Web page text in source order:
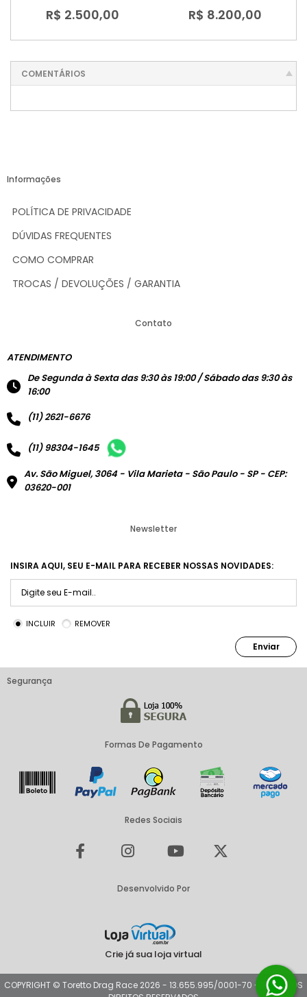
R$ 2.500,00 R$ 8.200,00
COMENTÁRIOS
Informações
POLÍTICA DE PRIVACIDADE
DÚVIDAS FREQUENTES
COMO COMPRAR
TROCAS / DEVOLUÇÕES / GARANTIA
Contato
ATENDIMENTO
De Segunda à Sexta das 9:30 às 19:00 / Sábado das 9:30 às
16:00
(11) 2621-6676
(11) 98304-1645
Av. São Miguel, 3064 - Vila Marieta - São Paulo - SP - CEP:
03620-001
Newsletter
INSIRA AQUI, SEU E-MAIL PARA RECEBER NOSSAS NOVIDADES:
INCLUIR REMOVER
Enviar
Segurança
Formas De Pagamento
Redes Sociais
Desenvolvido Por
Crie já sua loja virtual
COPYRIGHT © Toretto Drag Race 2026 - 13.655.995/0001-70 - TODOS OS